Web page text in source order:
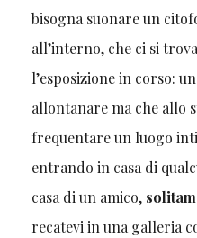
bisogna suonare un
all’interno, che ci si
l’esposizione in corso:
allontanare ma che allo
frequentare un luogo
entrando in casa di
casa di un amico,
recatevi in una galleria